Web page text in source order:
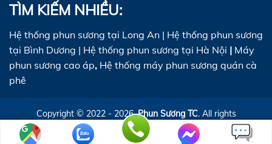
TÌM KIẾM NHIỀU:
Hệ thống phun sương tại Long An | Hệ thống phun sương
tại Bình Dương | Hệ thống phun sương tại Hà Nội | Máy
phun sương cao áp, Hệ thống máy phun sương quán cà
phê
Copyright © 2022 - 2026.Phun Sương TC. All rights
reserved. Designed by
AIB.VN
Online: 1 | Ngày: 3 Tuần: 552 Tổng truy cập: 67107